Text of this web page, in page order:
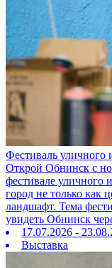
Фестиваль уличного
Открой Обнинск с
фестивале уличного
город не только как
ландшафт. Тема
увидеть Обнинск
17.07.2026 -
Выставка